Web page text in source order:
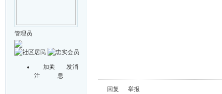
管理员
加关
注
发消
息
回复 举报